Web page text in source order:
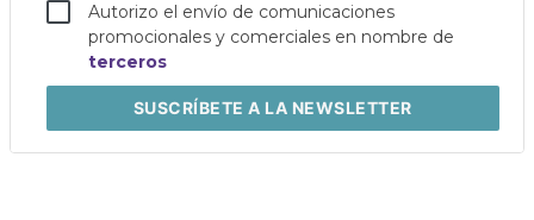
Autorizo el envío de comunicaciones
promocionales y comerciales en nombre de
terceros
SUSCRÍBETEA LA NEWSLETTER